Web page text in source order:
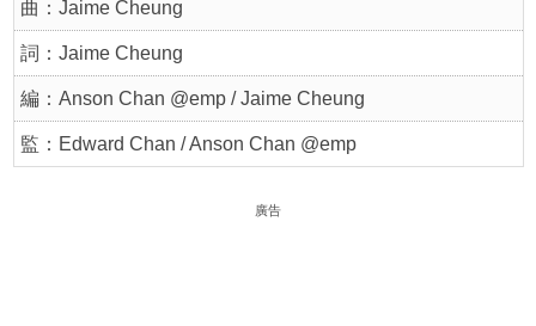
曲：Jaime Cheung
詞：Jaime Cheung
編：Anson Chan @emp / Jaime Cheung
監：Edward Chan / Anson Chan @emp
廣告